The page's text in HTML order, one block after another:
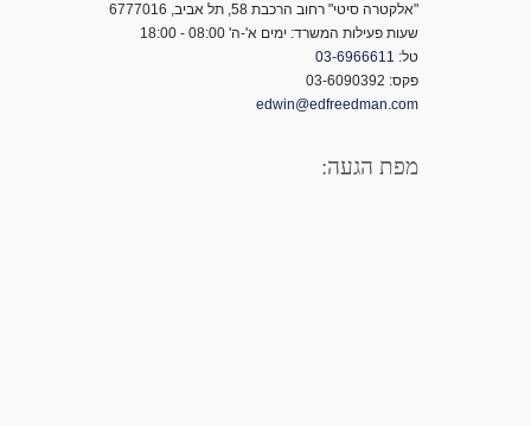
"אלקטרה סיטי" רחוב הרכבת 58, תל אביב, 6777016
שעות פעילות המשרד: ימים א'-ה' 08:00 - 18:00
טל: 03-6966611
פקס: 03-6090392
edwin@edfreedman.com
מפת הגעה: